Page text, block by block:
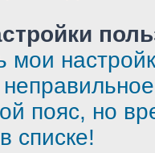
мои
пояс, но
списке!